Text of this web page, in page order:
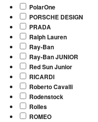
PolarOne
PORSCHE DESIGN
PRADA
Ralph Lauren
Ray-Ban
Ray-Ban JUNIOR
Red Sun Junior
RICARDI
Roberto Cavalli
Rodenstock
Rolles
ROMEO